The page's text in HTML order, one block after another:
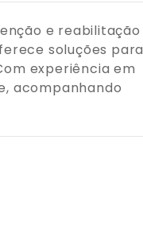
e reabilitação
soluções para
experiência em
acompanhando